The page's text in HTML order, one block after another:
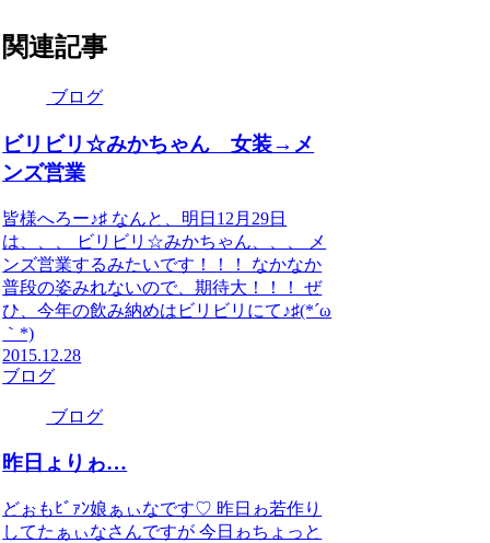
関連記事
ブログ
ビリビリ☆みかちゃん 女装→メ
ンズ営業
皆様へろー♪♯ なんと、明日12月29日
は、、、 ビリビリ☆みかちゃん、、、 メ
ンズ営業するみたいです！！！ なかなか
普段の姿みれないので、期待大！！！ ぜ
ひ、今年の飲み納めはビリビリにて♪♯(*´ω
｀*)
2015.12.28
ブログ
ブログ
昨日ょりゎ…
どぉもﾋﾞｧﾝ娘ぁぃなです♡ 昨日ゎ若作り
してたぁぃなさんですが 今日ゎちょっと